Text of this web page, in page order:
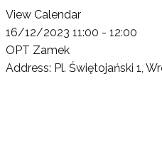
View Calendar
16/12/2023 11:00 - 12:00
OPT Zamek
Address: Pl. Świętojański 1,